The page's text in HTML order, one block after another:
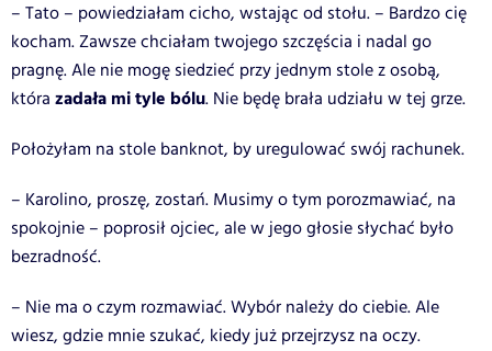
– Tato – powiedziałam cicho, wstając od stołu. – Bardzo cię
kocham. Zawsze chciałam twojego szczęścia i nadal go
pragnę. Ale nie mogę siedzieć przy jednym stole z osobą,
która zadała mi tyle bólu. Nie będę brała udziału w tej grze.
Położyłam na stole banknot, by uregulować swój rachunek.
– Karolino, proszę, zostań. Musimy o tym porozmawiać, na
spokojnie – poprosił ojciec, ale w jego głosie słychać było
bezradność.
– Nie ma o czym rozmawiać. Wybór należy do ciebie. Ale
wiesz, gdzie mnie szukać, kiedy już przejrzysz na oczy.